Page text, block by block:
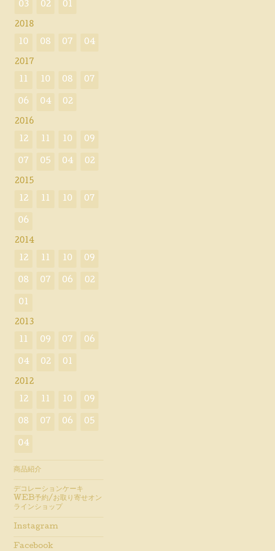
03 02 01
2018
10 08 07 04
2017
11 10 08 07
06 04 02
2016
12 11 10 09
07 05 04 02
2015
12 11 10 07
06
2014
12 11 10 09
08 07 06 02
01
2013
11 09 07 06
04 02 01
2012
12 11 10 09
08 07 06 05
04
商品紹介
デコレーションケーキ
WEB予約/お取り寄せオン
ラインショップ
Instagram
Facebook